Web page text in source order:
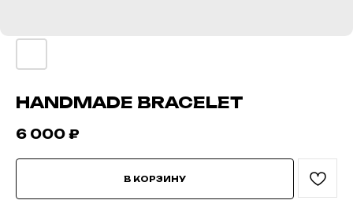
HANDMADE BRACELET
6 000 ₽
В КОРЗИНУ